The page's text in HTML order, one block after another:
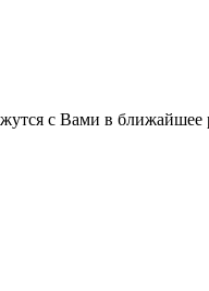
с Вами в ближайшее